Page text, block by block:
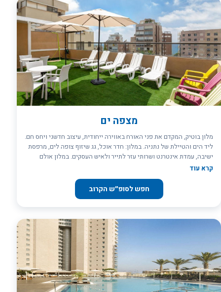
מצפה ים
מלון בוטיק, המקדם את פני האורח באווירה ייחודית, עיצוב חדשני ויחס חם.
ליד הים והטיילת של נתניה. במלון: חדר אוכל, גג שיזוף צופה לים, מרפסת
ישיבה, עמדת אינטרנט ושרותי עזר לתייר ולאיש העסקים. במלון אולם
שברצונכם לחגוג. כשר בהשגחת הרבנות נתניה. במקום נערכים כנסים, ימי
קרא עוד
חפש לסופ״ש הקרוב